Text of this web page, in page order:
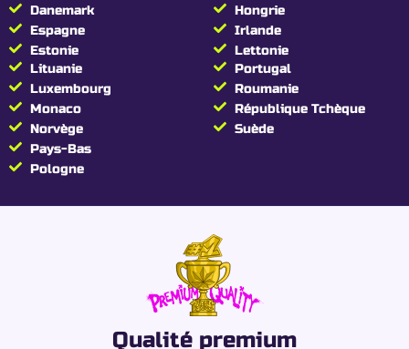
Danemark
Espagne
Estonie
Hongrie
Irlande
Lettonie
Lituanie
Luxembourg
Monaco
Norvège
Pays-Bas
Pologne
Portugal
Roumanie
République Tchèque
Suède
Qualité premium